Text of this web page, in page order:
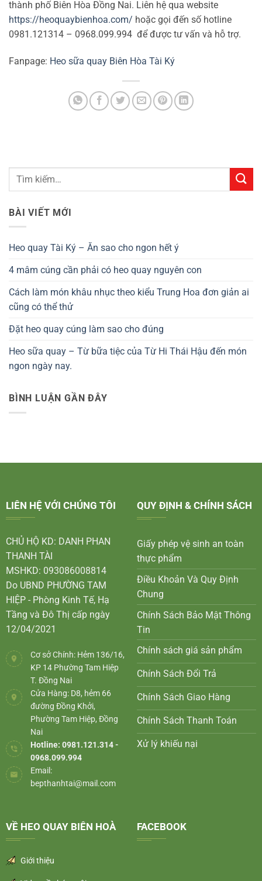
thành phố Biên Hòa Đồng Nai. Liên hệ qua website
https://heoquaybienhoa.com/ hoặc gọi đến số hotline
0981.121314 – 0968.099.994 để được tư vấn và hỗ trợ.
Fanpage: Heo sữa quay Biên Hòa Tài Ký
BÀI VIẾT MỚI
Heo quay Tài Ký – Ăn sao cho ngon hết ý
4 mâm cúng cần phải có heo quay nguyên con
Cách làm món khâu nhục theo kiểu Trung Hoa đơn giản ai
cũng có thể thử
Đặt heo quay cúng làm sao cho đúng
Heo sữa quay – Từ bữa tiệc của Từ Hi Thái Hậu đến món
ngon ngày nay.
BÌNH LUẬN GẦN ĐÂY
LIÊN HỆ VỚI CHÚNG TÔI
CHỦ HỘ KD: DANH PHAN
THANH TÀI
MSHKD: 093086008814
Do UBND PHƯỜNG TAM
HIỆP - Phòng Kinh Tế, Hạ
Tầng và Đô Thị cấp ngày
12/04/2021
Cơ sở Chính: Hẻm 136/16,
KP 14 Phường Tam Hiệp
T. Đồng Nai
Cửa Hàng: D8, hẻm 66
đường Đồng Khởi,
Phường Tam Hiệp, Đồng
Nai
Hotline: 0981.121.314 -
0968.099.994
Email:
bepthanhtai@mail.com
QUY ĐỊNH & CHÍNH SÁCH
Giấy phép vệ sinh an toàn
thực phẩm
Điều Khoản Và Quy Định
Chung
Chính Sách Bảo Mật Thông
Tin
Chính sách giá sản phẩm
Chính Sách Đổi Trả
Chính Sách Giao Hàng
Chính Sách Thanh Toán
Xử lý khiếu nại
VỀ HEO QUAY BIÊN HOÀ
Giới thiệu
FACEBOOK